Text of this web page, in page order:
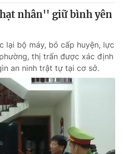
English
nhân'' giữ bình yên
lại bộ máy, bỏ cấp huyện, lực
thị trấn được xác định
an ninh trật tự tại cơ sở.